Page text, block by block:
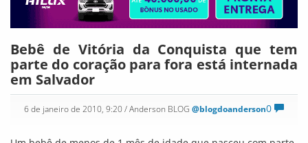
raríssimo e atinge um bebê a cada oito milhões.Correio
« 1 … 4.626
4.631
4.632 4.633 4.634 … 4.657 »